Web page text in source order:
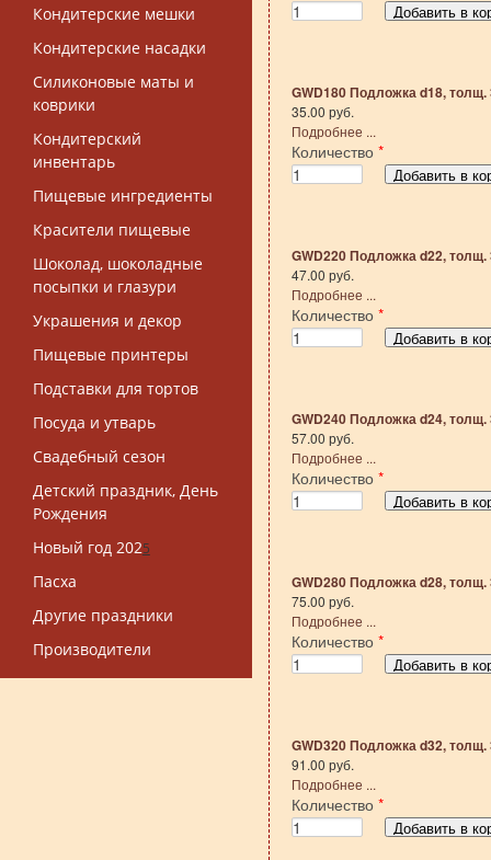
Кондитерские мешки
Кондитерские насадки
Силиконовые маты и
коврики
Кондитерский
инвентарь
Пищевые ингредиенты
Красители пищевые
Шоколад, шоколадные
посыпки и глазури
Украшения и декор
Пищевые принтеры
Подставки для тортов
Посуда и утварь
Свадебный сезон
Детский праздник, День
Рождения
Новый год 2025
Пасха
Другие праздники
Производители
GWD180 Подложка d18,
35.00 руб.
Подробнее ...
Количество *
GWD220 Подложка d22,
47.00 руб.
Подробнее ...
Количество *
GWD240 Подложка d24,
57.00 руб.
Подробнее ...
Количество *
GWD280 Подложка d28,
75.00 руб.
Подробнее ...
Количество *
GWD320 Подложка d32,
91.00 руб.
Подробнее ...
Количество *